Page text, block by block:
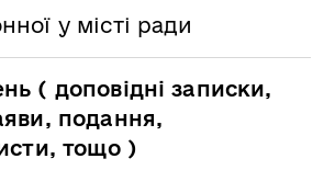
у місті ради
( доповідні записки,
подання,
тощо )